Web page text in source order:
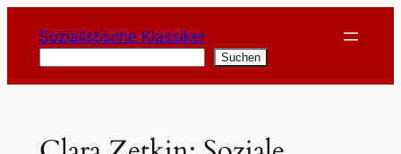
Inhalt
springen
Sozialistische Klassiker
Suchen